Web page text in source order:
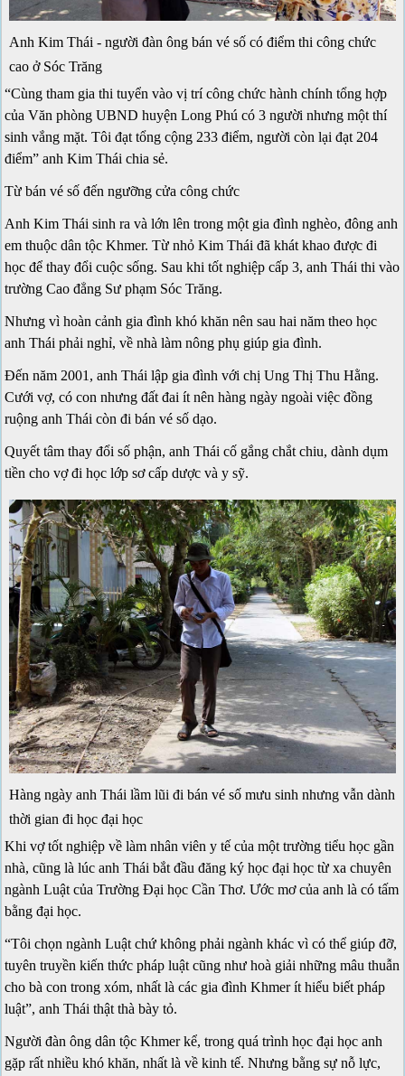
Anh Kim Thái - người đàn ông bán vé số có điểm thi công chức
cao ở Sóc Trăng
“Cùng tham gia thi tuyển vào vị trí công chức hành chính tổng hợp
của Văn phòng UBND huyện Long Phú có 3 người nhưng một thí
sinh vắng mặt. Tôi đạt tổng cộng 233 điểm, người còn lại đạt 204
điểm” anh Kim Thái chia sẻ.
Từ bán vé số đến ngưỡng cửa công chức
Anh Kim Thái sinh ra và lớn lên trong một gia đình nghèo, đông anh
em thuộc dân tộc Khmer. Từ nhỏ Kim Thái đã khát khao được đi
học để thay đổi cuộc sống. Sau khi tốt nghiệp cấp 3, anh Thái thi vào
trường Cao đẳng Sư phạm Sóc Trăng.
Nhưng vì hoàn cảnh gia đình khó khăn nên sau hai năm theo học
anh Thái phải nghỉ, về nhà làm nông phụ giúp gia đình.
Đến năm 2001, anh Thái lập gia đình với chị Ung Thị Thu Hằng.
Cưới vợ, có con nhưng đất đai ít nên hàng ngày ngoài việc đồng
ruộng anh Thái còn đi bán vé số dạo.
Quyết tâm thay đổi số phận, anh Thái cố gắng chắt chiu, dành dụm
tiền cho vợ đi học lớp sơ cấp dược và y sỹ.
Hàng ngày anh Thái lầm lũi đi bán vé số mưu sinh nhưng vẫn dành
thời gian đi học đại học
Khi vợ tốt nghiệp về làm nhân viên y tế của một trường tiểu học gần
nhà, cũng là lúc anh Thái bắt đầu đăng ký học đại học từ xa chuyên
ngành Luật của Trường Đại học Cần Thơ. Ước mơ của anh là có tấm
bằng đại học.
“Tôi chọn ngành Luật chứ không phải ngành khác vì có thể giúp đỡ,
tuyên truyền kiến thức pháp luật cũng như hoà giải những mâu thuẫn
cho bà con trong xóm, nhất là các gia đình Khmer ít hiểu biết pháp
luật”, anh Thái thật thà bày tỏ.
Người đàn ông dân tộc Khmer kể, trong quá trình học đại học anh
gặp rất nhiều khó khăn, nhất là về kinh tế. Nhưng bằng sự nỗ lực,